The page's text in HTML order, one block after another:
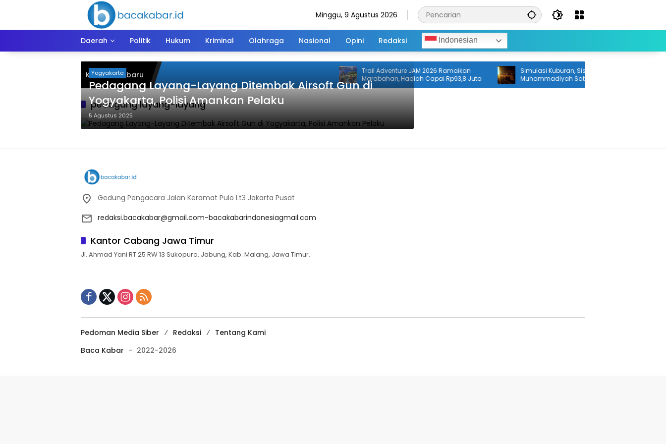
Minggu, 9 Agustus 2026
Daerah Politik Hukum Kriminal Olahraga Nasional Opini Redaksi Indonesian
Kiriman Terbaru
Trail Adventure JAM 2026 Ramaikan
Marabahan, Hadiah Capai Rp93,8 Juta
Simulasi Kuburan, Siswa
Muhammadiyah Satui Ikuti Renungan
Malam
pedagang layang-layang
Yogyakarta
Pedagang Layang-Layang Ditembak Airsoft Gun di
Yogyakarta, Polisi Amankan Pelaku
5 Agustus 2025
Gedung Pengacara Jalan Keramat Pulo Lt3 Jakarta Pusat
redaksi.bacakabar@gmail.com-bacakabarindonesiagmail.com
Kantor Cabang Jawa Timur
Jl. Ahmad Yani RT 25 RW 13 Sukopuro, Jabung, Kab. Malang, Jawa Timur.
Pedoman Media Siber Redaksi
Tentang Kami
Baca Kabar - 2022-2026